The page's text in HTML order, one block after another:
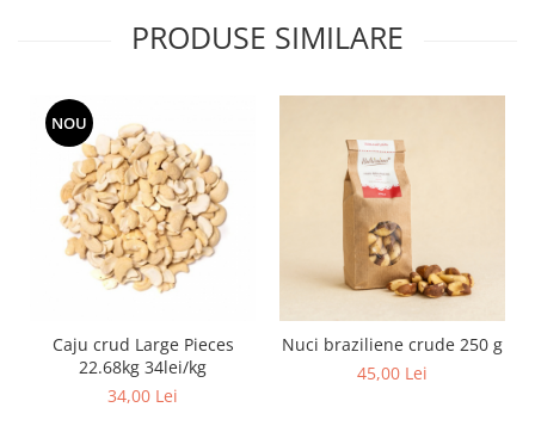
PRODUSE SIMILARE
NOU
Caju crud Large Pieces
22.68kg 34lei/kg
34,00 Lei
Nuci braziliene crude 250 g
45,00 Lei